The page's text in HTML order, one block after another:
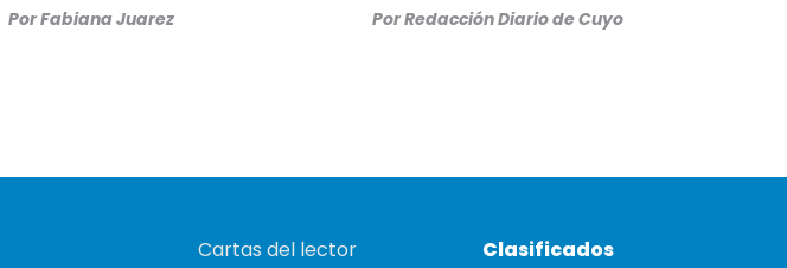
PorFabiana Juarez PorRedacción Diario de Cuyo
Cartas del lector
Clasificados